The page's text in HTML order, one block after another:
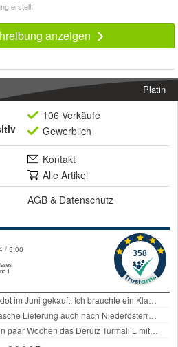
erstellt
anzeigen
Platin
106 Verkäufe
Gewerblich
Kontakt
Alle Artikel
AGB & Datenschutz